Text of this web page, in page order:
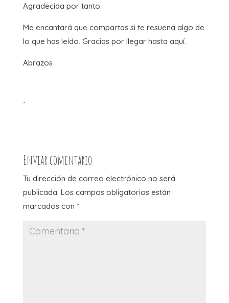
Agradecida por tanto.
Me encantará que compartas si te resuena algo de
lo que has leído. Gracias por llegar hasta aquí.
Abrazos
,
Enviar comentario
Tu dirección de correo electrónico no será
publicada. Los campos obligatorios están
marcados con *